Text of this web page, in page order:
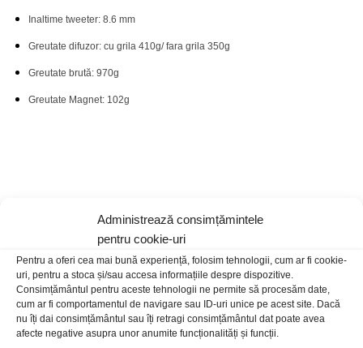
Administrează consimțămintele
pentru cookie-uri
Pentru a oferi cea mai bună experiență, folosim tehnologii, cum ar fi cookie-
uri, pentru a stoca și/sau accesa informațiile despre dispozitive.
Consimțământul pentru aceste tehnologii ne permite să procesăm date,
cum ar fi comportamentul de navigare sau ID-uri unice pe acest site. Dacă
nu îți dai consimțământul sau îți retragi consimțământul dat poate avea
afecte negative asupra unor anumite funcționalități și funcții.
Inaltime tweeter: 8.6 mm
Greutate difuzor: cu grila 410g/ fara grila 350g
Greutate brută: 970g
Greutate Magnet: 102g
Produse recomandate
Stoc epuizat